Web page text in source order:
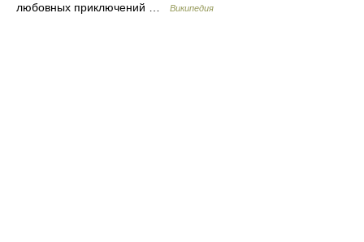
любовных приключений …
Википедия